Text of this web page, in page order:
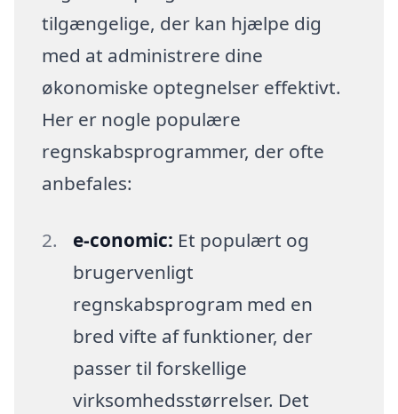
tilgængelige, der kan hjælpe dig
med at administrere dine
økonomiske optegnelser effektivt.
Her er nogle populære
regnskabsprogrammer, der ofte
anbefales:
e-conomic: Et populært og
brugervenligt
regnskabsprogram med en
bred vifte af funktioner, der
passer til forskellige
virksomhedsstørrelser. Det